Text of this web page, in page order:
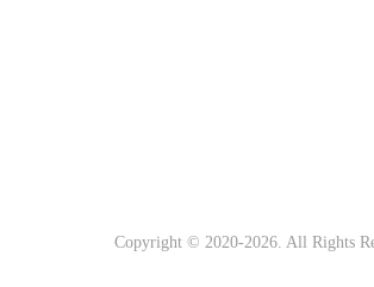
Copyright © 2020-2026. All Rights